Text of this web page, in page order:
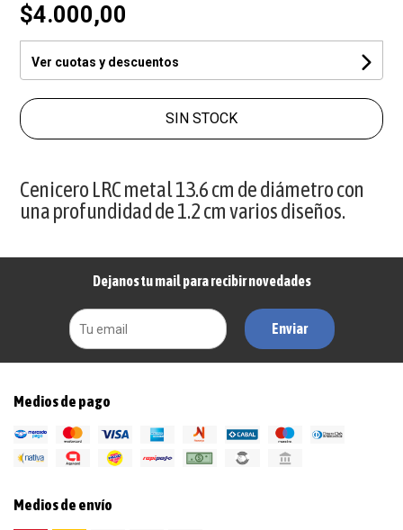
$4.000,00
Ver cuotas y descuentos
SIN STOCK
Cenicero LRC metal 13.6 cm de diámetro con
una profundidad de 1.2 cm varios diseños.
Dejanos tu mail para recibir novedades
Enviar
Medios de pago
Medios de envío